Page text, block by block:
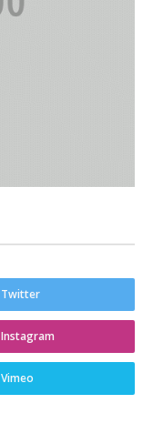
Twitter
Instagram
Vimeo